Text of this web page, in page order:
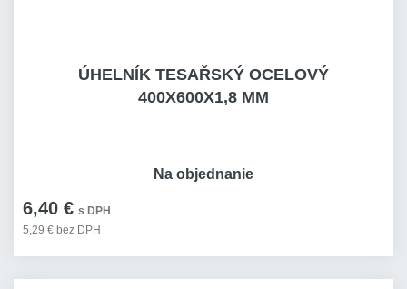
ÚHELNÍK TESAŘSKÝ OCELOVÝ
400X600X1,8 MM
6,40 € s DPH
5,29 € bez DPH
Na objednanie